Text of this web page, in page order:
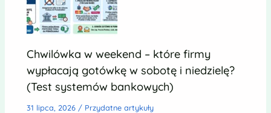
Chwilówka w weekend – które firmy
wypłacają gotówkę w sobotę i niedzielę?
(Test systemów bankowych)
31 lipca, 2026 / Przydatne artykuły